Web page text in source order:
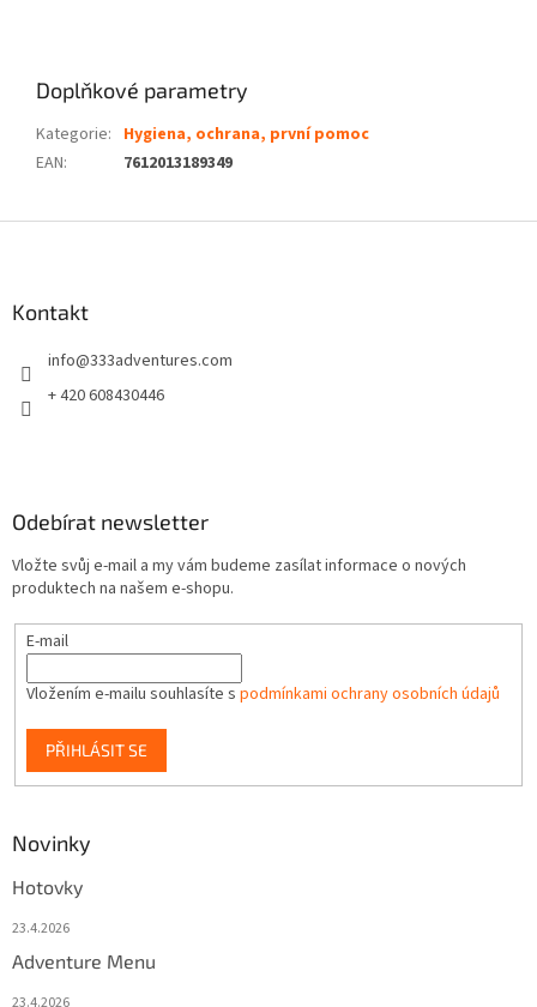
Doplňkové parametry
Kategorie: Hygiena, ochrana, první pomoc
EAN: 7612013189349
Kontakt
info@333adventures.com
+ 420 608430446
Odebírat newsletter
Vložte svůj e-mail a my vám budeme zasílat informace o nových
produktech na našem e-shopu.
E-mail
Vložením e-mailu souhlasíte s podmínkami ochrany osobních údajů
PŘIHLÁSIT SE
Novinky
Hotovky
23.4.2026
Adventure Menu
23.4.2026